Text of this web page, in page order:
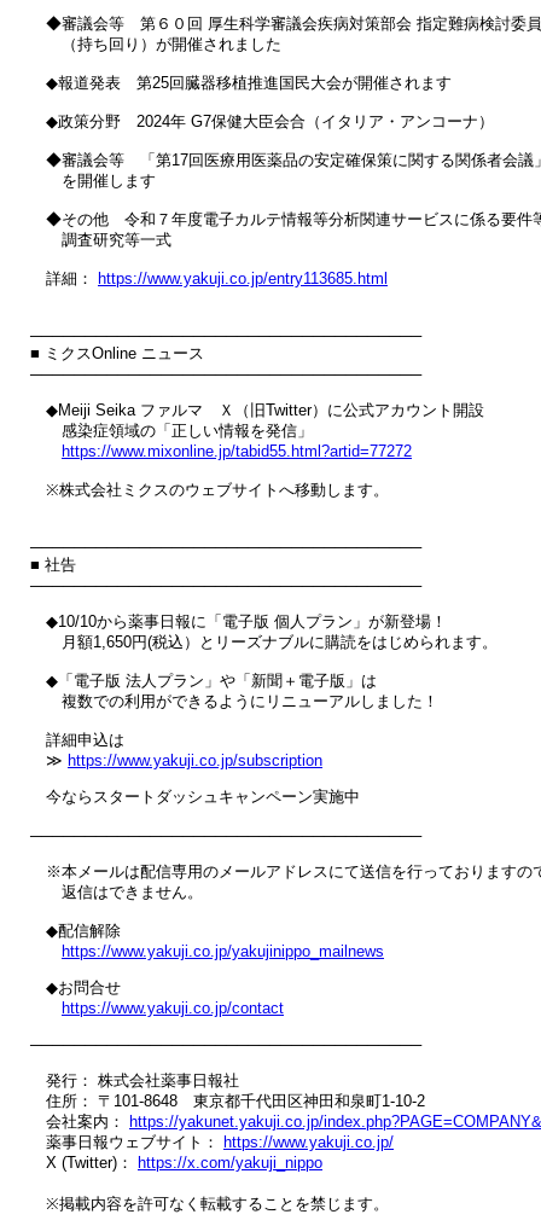
◆審議会等　第６０回 厚生科学審議会疾病対策部会 指定難病検討委
（持ち回り）が開催されました
◆報道発表　第25回臓器移植推進国民大会が開催されます
◆政策分野　2024年 G7保健大臣会合（イタリア・アンコーナ）
◆審議会等　「第17回医療用医薬品の安定確保策に関する関係者会議
を開催します
◆その他　令和７年度電子カルテ情報等分析関連サービスに係る要件
調査研究等一式
詳細： https://www.yakuji.co.jp/entry113685.html
────────────────────────────────────
■ ミクスOnline ニュース
────────────────────────────────────
◆Meiji Seika ファルマ　Ｘ（旧Twitter）に公式アカウント開設
感染症領域の「正しい情報を発信」
https://www.mixonline.jp/tabid55.html?artid=77272
※株式会社ミクスのウェブサイトへ移動します。
────────────────────────────────────
■ 社告
────────────────────────────────────
◆10/10から薬事日報に「電子版 個人プラン」が新登場！
月額1,650円(税込）とリーズナブルに購読をはじめられます。
◆「電子版 法人プラン」や「新聞＋電子版」は
複数での利用ができるようにリニューアルしました！
詳細申込は
≫ https://www.yakuji.co.jp/subscription
今ならスタートダッシュキャンペーン実施中
────────────────────────────────────
※本メールは配信専用のメールアドレスにて送信を行っておりますの
返信はできません。
◆配信解除
https://www.yakuji.co.jp/yakujinippo_mailnews
◆お問合せ
https://www.yakuji.co.jp/contact
────────────────────────────────────
発行： 株式会社薬事日報社
住所： 〒101-8648　東京都千代田区神田和泉町1-10-2
会社案内：
https://yakunet.yakuji.co.jp/
薬事日報ウェブサイト：
https://www.yakuji.co.jp/
X (Twitter)：
https://x.com/yakuji_nippo
※掲載内容を許可なく転載することを禁じます。